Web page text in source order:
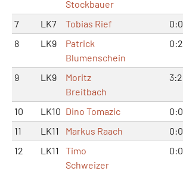
Stockbauer
7 LK7 Tobias Rief 0:0
8
LK9
Patrick
Blumenschein
0:2
9 LK9
Moritz
Breitbach
3:2
10 LK10 Dino Tomazic 0:0
11
LK11 Markus Raach 0:0
12
LK11
Timo
Schweizer
0:0